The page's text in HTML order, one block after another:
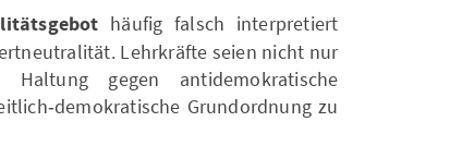
häufig falsch interpretiert
Lehrkräfte seien nicht nur
gegen antidemokratische
Grundordnung zu